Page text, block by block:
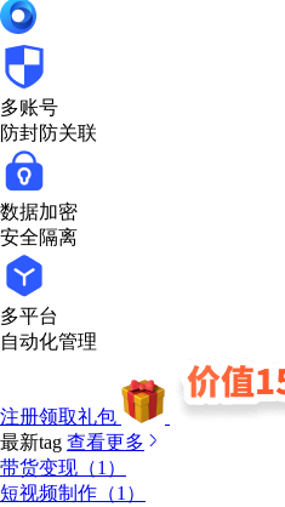
多账号
防封防关联
数据加密
安全隔离
多平台
自动化管理
注册领取礼包
最新tag 查看更多
带货变现（1）
短视频制作（1）